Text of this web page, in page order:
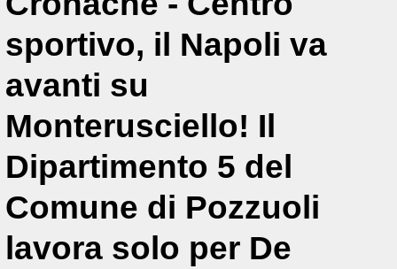
sportivo, il Napoli va
avanti su
Monterusciello! Il
Dipartimento 5 del
Comune di Pozzuoli
lavora solo per De